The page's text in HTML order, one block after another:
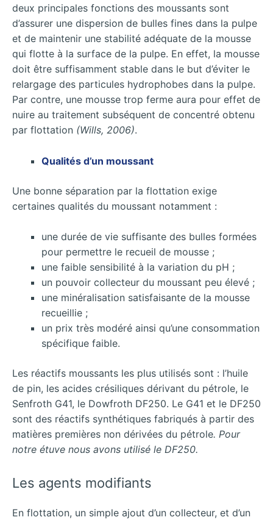
deux principales fonctions des moussants sont
d’assurer une dispersion de bulles fines dans la pulpe
et de maintenir une stabilité adéquate de la mousse
qui flotte à la surface de la pulpe. En effet, la mousse
doit être suffisamment stable dans le but d’éviter le
relargage des particules hydrophobes dans la pulpe.
Par contre, une mousse trop ferme aura pour effet de
nuire au traitement subséquent de concentré obtenu
par flottation (Wills, 2006).
Qualités d’un moussant
Une bonne séparation par la flottation exige
certaines qualités du moussant notamment :
une durée de vie suffisante des bulles formées
pour permettre le recueil de mousse ;
une faible sensibilité à la variation du pH ;
un pouvoir collecteur du moussant peu élevé ;
une minéralisation satisfaisante de la mousse
recueillie ;
un prix très modéré ainsi qu’une consommation
spécifique faible.
Les réactifs moussants les plus utilisés sont : l’huile
de pin, les acides crésiliques dérivant du pétrole, le
Senfroth G41, le Dowfroth DF250. Le G41 et le DF250
sont des réactifs synthétiques fabriqués à partir des
matières premières non dérivées du pétrole. Pour
notre étuve nous avons utilisé le DF250.
Les agents modifiants
En flottation, un simple ajout d’un collecteur, et d’un